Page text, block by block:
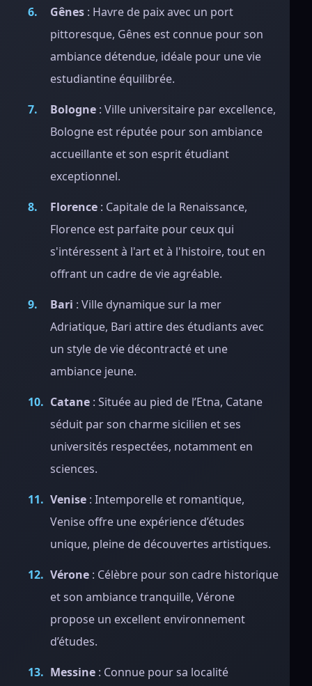
Gênes : Havre de paix avec un port
pittoresque, Gênes est connue pour son
ambiance détendue, idéale pour une vie
estudiantine équilibrée.
Bologne : Ville universitaire par excellence,
Bologne est réputée pour son ambiance
accueillante et son esprit étudiant
exceptionnel.
Florence : Capitale de la Renaissance,
Florence est parfaite pour ceux qui
s'intéressent à l'art et à l'histoire, tout en
offrant un cadre de vie agréable.
Bari : Ville dynamique sur la mer
Adriatique, Bari attire des étudiants avec
un style de vie décontracté et une
ambiance jeune.
Catane : Située au pied de l’Etna, Catane
séduit par son charme sicilien et ses
universités respectées, notamment en
sciences.
Venise : Intemporelle et romantique,
Venise offre une expérience d’études
unique, pleine de découvertes artistiques.
Vérone : Célèbre pour son cadre historique
et son ambiance tranquille, Vérone
propose un excellent environnement
d’études.
Messine : Connue pour sa localité